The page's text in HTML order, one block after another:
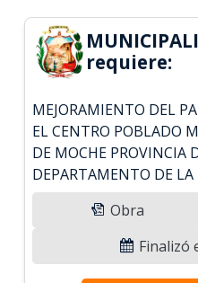
requiere:
MEJORAMIENTO DEL
EL CENTRO POBLADO
DE MOCHE PROVINCIA
DEPARTAMENTO DE
Obra
Finalizó